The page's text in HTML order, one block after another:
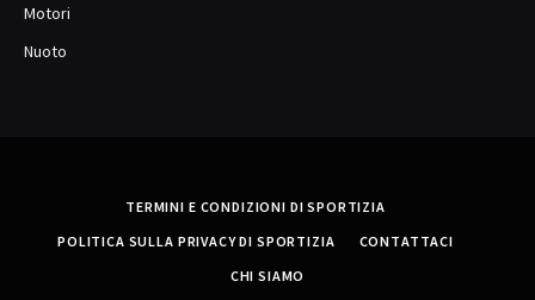
Motori
Nuoto
TERMINI E CONDIZIONI DI SPORTIZIA
POLITICA SULLA PRIVACY DI SPORTIZIA
CONTATTACI
CHI SIAMO